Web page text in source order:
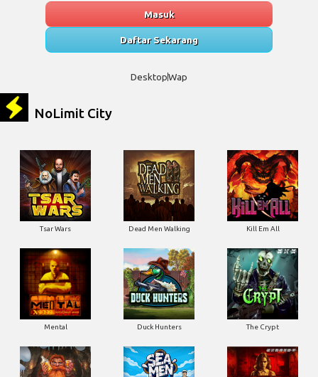
Masuk
Daftar Sekarang
DesktopWap
NoLimit City
Tsar Wars Dead Men Walking Kill Em All
Mental Duck Hunters The Crypt